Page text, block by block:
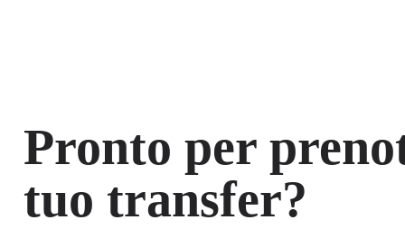
Pronto per
tuo transfer?